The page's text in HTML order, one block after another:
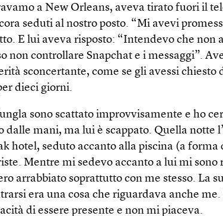
a New Orleans, aveva tirato fuori il
seduti al nostro posto. “Mi avevi
E lui aveva risposto: “Intendevo che non
non controllare Snapchat e i messaggi”.
sconcertante, come se gli avessi chiesto
dieci giorni.
sono scattato improvvisamente e ho
dalle mani, ma lui è scappato. Quella notte
hotel, seduto accanto alla piscina (a forma
Mentre mi sedevo accanto a lui mi sono
arrabbiato soprattutto con me stesso. La
era una cosa che riguardava anche me.
di essere presente e non mi piaceva.